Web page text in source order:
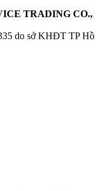
TRADING CO.,
do sở KHĐT TP Hồ